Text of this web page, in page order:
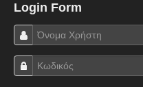
Login Form